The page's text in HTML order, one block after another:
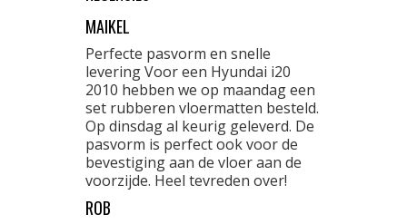
MAIKEL
Perfecte pasvorm en snelle
levering Voor een Hyundai i20
2010 hebben we op maandag een
set rubberen vloermatten besteld.
Op dinsdag al keurig geleverd. De
pasvorm is perfect ook voor de
bevestiging aan de vloer aan de
voorzijde. Heel tevreden over!
ROB